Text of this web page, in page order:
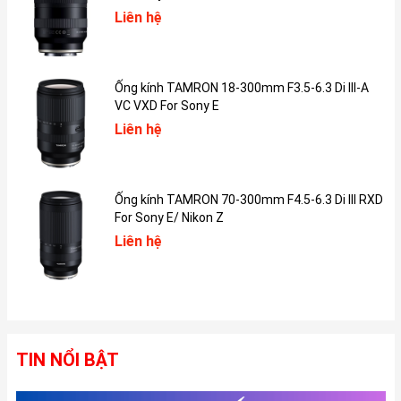
Sức mạnh đột phá từ vi xử lý A18 trên iPhone 16e
Dù là phiên bản có mức giá dễ tiếp cận, iPhone 16e vẫn được
Apple ưu ái trang bị chipset A18 thế hệ mới nhất. Bước nhảy vọt
về công nghệ này mang lại hiệu suất vận hành vượt trội, bỏ xa
dòng chip A16 trên iPhone 15 trước đó. Đặc biệt, bộ vi xử lý này
được tối ưu hóa riêng biệt để vận hành trơn tru các tác vụ của
hệ thống Apple Intelligence, giúp người dùng khai thác tối đa sức
Liên hệ
Ống kính TAMRON 18-300mm F3.5-6.3 Di III-A
VC VXD For Sony E
Liên hệ
Ống kính TAMRON 70-300mm F4.5-6.3 Di III RXD
For Sony E/ Nikon Z
Liên hệ
TIN NỔI BẬT